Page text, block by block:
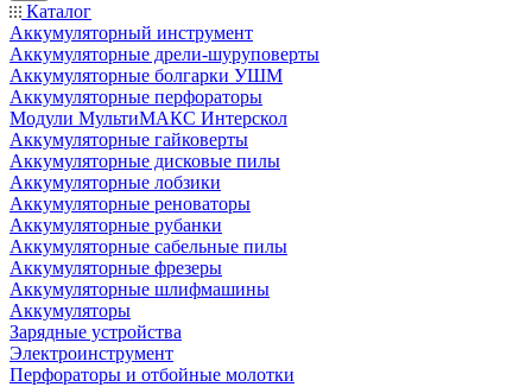
Каталог
Аккумуляторный инструмент
Аккумуляторные дрели-шуруповерты
Аккумуляторные болгарки УШМ
Аккумуляторные перфораторы
Модули МультиМАКС Интерскол
Аккумуляторные гайковерты
Аккумуляторные дисковые пилы
Аккумуляторные лобзики
Аккумуляторные реноваторы
Аккумуляторные рубанки
Аккумуляторные сабельные пилы
Аккумуляторные фрезеры
Аккумуляторные шлифмашины
Аккумуляторы
Зарядные устройства
Электроинструмент
Перфораторы и отбойные молотки